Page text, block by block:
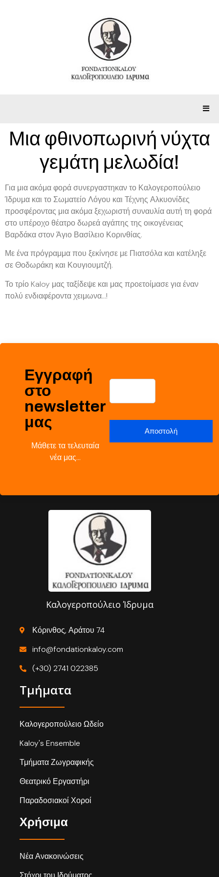
Μια φθινοπωρινή νύχτα
γεμάτη μελωδία!
Για μια ακόμα φορά συνεργαστηκαν το Καλογεροπούλειο
Ίδρυμα και το Σωματείο Λόγου και Τέχνης Αλκυονίδες
προσφέροντας μια ακόμα ξεχωριστή συναυλία αυτή τη φορά
στο υπέροχο θέατρο δωρεά αγάπης της οικογένειας
Βαρδάκα στον Άγιο Βασίλειο Κορινθίας.
Με ένα πρόγραμμα που ξεκίνησε με Πιατσόλα και κατέληξε
σε Θοδωράκη και Κουγιουμτζή.
Το τρίο Kaloy μας ταξίδεψε και μας προετοίμασε για έναν
πολύ ενδιαφέροντα χειμωνα…!
Εγγραφή
στο
newsletter
μας
Μάθετε τα τελευταία
νέα μας…
Καλογεροπούλειο Ίδρυμα
Κόρινθος, Αράτου 74
info@fondationkaloy.com
(+30) 2741 022385
Τμήματα
Καλογεροπούλειο Ωδείο
Kaloy's Ensemble
Τμήματα Ζωγραφικής
Θεατρικό Εργαστήρι
Παραδοσιακοί Χοροί
Χρήσιμα
Νέα Ανακοινώσεις